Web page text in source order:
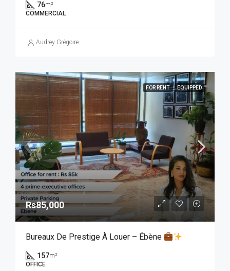
76m²
COMMERCIAL
Audrey Grégoire
FOR RENT EQUIPPED
Rs85,000
Bureaux De Prestige À Louer – Ébène
157m²
OFFICE